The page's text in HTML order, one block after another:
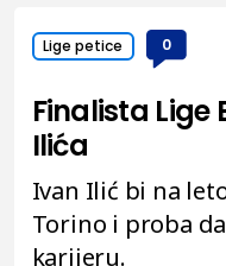
Lige petice 0
Finalista Lige
Ilića
Ivan Ilić bi na
Torino i proba
karijeru.